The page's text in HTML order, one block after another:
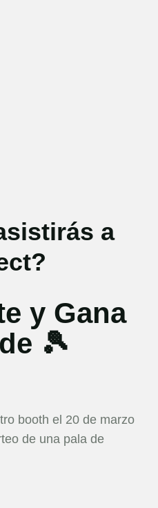
a
y Gana
🎾
booth el 20 de marzo
de una pala de